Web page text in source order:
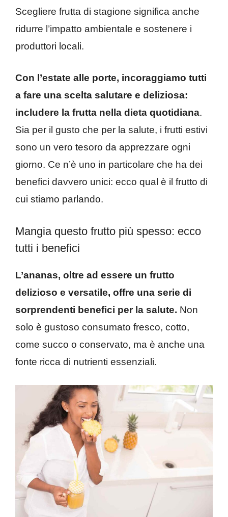
Scegliere frutta di stagione significa anche
ridurre l’impatto ambientale e sostenere i
produttori locali.
Con l’estate alle porte, incoraggiamo tutti
a fare una scelta salutare e deliziosa:
includere la frutta nella dieta quotidiana.
Sia per il gusto che per la salute, i frutti estivi
sono un vero tesoro da apprezzare ogni
giorno. Ce n’è uno in particolare che ha dei
benefici davvero unici: ecco qual è il frutto di
cui stiamo parlando.
Mangia questo frutto più spesso: ecco
tutti i benefici
L’ananas, oltre ad essere un frutto
delizioso e versatile, offre una serie di
sorprendenti benefici per la salute. Non
solo è gustoso consumato fresco, cotto,
come succo o conservato, ma è anche una
fonte ricca di nutrienti essenziali.